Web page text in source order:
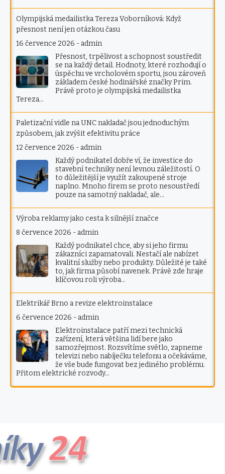
Olympijská medailistka Tereza Voborníková: Když
přesnost není jen otázkou času
16 července 2026 - admin
Přesnost, trpělivost a schopnost soustředit
se na každý detail. Hodnoty, které rozhodují o
úspěchu ve vrcholovém sportu, jsou zároveň
základem české hodinářské značky Prim.
Právě proto je olympijská medailistka
Tereza…
Paletizační vidle na UNC nakladač jsou jednoduchým
způsobem, jak zvýšit efektivitu práce
12 července 2026 - admin
Každý podnikatel dobře ví, že investice do
stavební techniky není levnou záležitostí. O
to důležitější je využít zakoupené stroje
naplno. Mnoho firem se proto nesoustředí
pouze na samotný nakladač, ale…
Výroba reklamy jako cesta k silnější značce
8 července 2026 - admin
Každý podnikatel chce, aby si jeho firmu
zákazníci zapamatovali. Nestačí ale nabízet
kvalitní služby nebo produkty. Důležité je také
to, jak firma působí navenek. Právě zde hraje
klíčovou roli výroba…
Elektrikář Brno a revize elektroinstalace
6 července 2026 - admin
Elektroinstalace patří mezi technická
zařízení, která většina lidí bere jako
samozřejmost. Rozsvítíme světlo, zapneme
televizi nebo nabíječku telefonu a očekáváme,
že vše bude fungovat bez jediného problému.
Přitom elektrické rozvody…